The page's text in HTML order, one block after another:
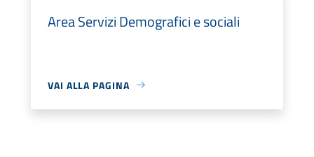
Area Servizi Demografici e sociali
VAI ALLA PAGINA